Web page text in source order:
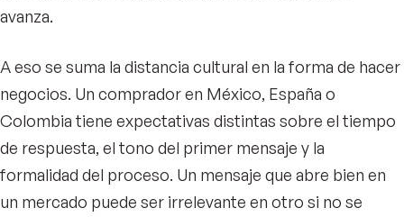
avanza.
A eso se suma la distancia cultural en la forma de hacer
negocios. Un comprador en México, España o
Colombia tiene expectativas distintas sobre el tiempo
de respuesta, el tono del primer mensaje y la
formalidad del proceso. Un mensaje que abre bien en
un mercado puede ser irrelevante en otro si no se